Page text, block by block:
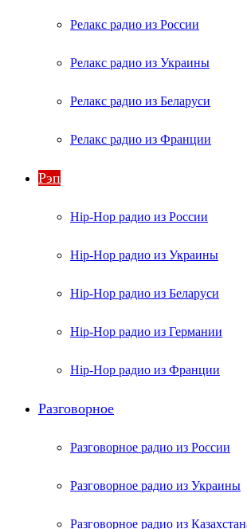
Релакс радио из России
Релакс радио из Украины
Релакс радио из Беларуси
Релакс радио из Франции
Рэп
Hip-Hop радио из России
Hip-Hop радио из Украины
Hip-Hop радио из Беларуси
Hip-Hop радио из Германии
Hip-Hop радио из Франции
Разговорное
Разговорное радио из России
Разговорное радио из Украины
Разговорное радио из